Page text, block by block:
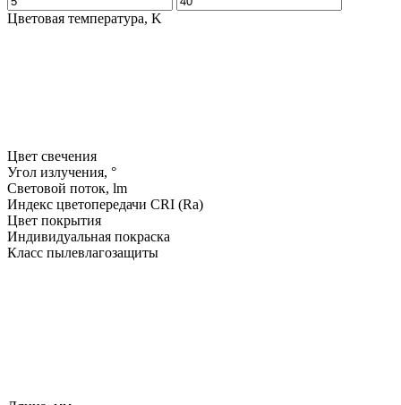
Цветовая температура, K
Цвет свечения
Угол излучения, °
Световой поток, lm
Индекс цветопередачи CRI (Ra)
Цвет покрытия
Индивидуальная покраска
Класс пылевлагозащиты